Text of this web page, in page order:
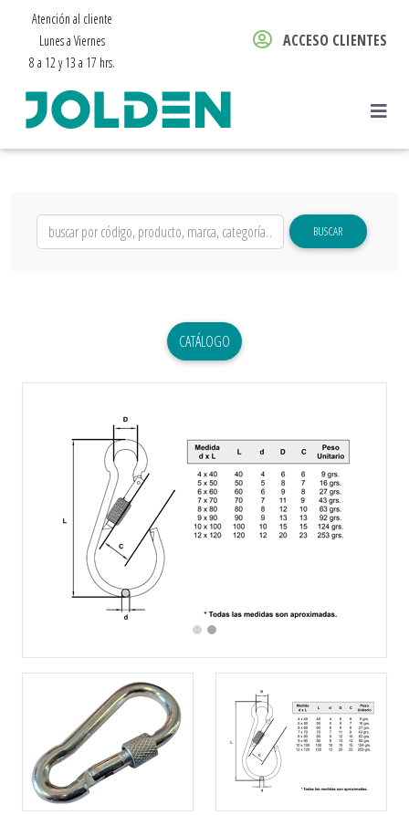
Atención al cliente
Lunes a Viernes
8 a 12 y 13 a 17 hrs.
ACCESO CLIENTES
BUSCAR
CATÁLOGO
Previous